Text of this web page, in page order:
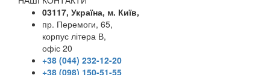
03117, Україна, м. Київ,
пр. Перемоги, 65,
корпус літера В,
офіс 20
+38 (044) 232-12-20
+38 (098) 150-51-55